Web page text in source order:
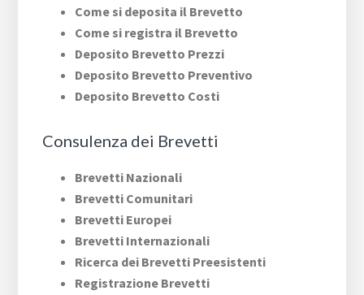
Come si deposita il Brevetto
Come si registra il Brevetto
Deposito Brevetto Prezzi
Deposito Brevetto Preventivo
Deposito Brevetto Costi
Consulenza dei Brevetti
Brevetti Nazionali
Brevetti Comunitari
Brevetti Europei
Brevetti Internazionali
Ricerca dei Brevetti Preesistenti
Registrazione Brevetti